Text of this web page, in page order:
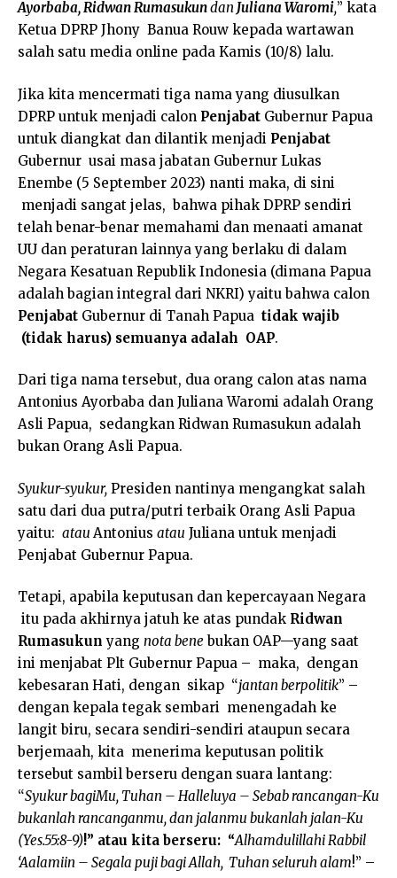
Ayorbaba, Ridwan Rumasukundan Juliana Waromi,” kata
Ketua DPRP Jhony Banua Rouw kepada wartawan
salah satu media online pada Kamis (10/8) lalu.
Jika kita mencermati tiga nama yang diusulkan
DPRP untuk menjadi calon Penjabat Gubernur Papua
untuk diangkat dan dilantik menjadi Penjabat
Gubernur usai masa jabatan Gubernur Lukas
Enembe (5 September 2023) nanti maka, di sini
menjadi sangat jelas, bahwa pihak DPRP sendiri
telah benar-benar memahami dan menaati amanat
UU dan peraturan lainnya yang berlaku di dalam
Negara Kesatuan Republik Indonesia (dimana Papua
adalah bagian integral dari NKRI) yaitu bahwa calon
Penjabat Gubernur di Tanah Papua tidak wajib
(tidak harus) semuanya adalah OAP.
Dari tiga nama tersebut, dua orang calon atas nama
Antonius Ayorbaba dan Juliana Waromi adalah Orang
Asli Papua, sedangkan Ridwan Rumasukun adalah
bukan Orang Asli Papua.
Syukur-syukur, Presiden nantinya mengangkat salah
satu dari dua putra/putri terbaik Orang Asli Papua
yaitu: atau Antonius atau Juliana untuk menjadi
Penjabat Gubernur Papua.
Tetapi, apabila keputusan dan kepercayaan Negara
itu pada akhirnya jatuh ke atas pundak Ridwan
Rumasukun yang nota bene bukan OAP—yang saat
ini menjabat Plt Gubernur Papua – maka, dengan
kebesaran Hati, dengan sikap “jantan berpolitik” –
dengan kepala tegak sembari menengadah ke
langit biru, secara sendiri-sendiri ataupun secara
berjemaah, kita menerima keputusan politik
tersebut sambil berseru dengan suara lantang:
“Syukur bagiMu, Tuhan – Halleluya – Sebab rancangan-Ku
bukanlah rancanganmu, dan jalanmu bukanlah jalan-Ku
(Yes.55:8-9)!” atau kita berseru: “Alhamdulillahi Rabbil
‘Aalamiin – Segala puji bagi Allah, Tuhan seluruh alam!” –